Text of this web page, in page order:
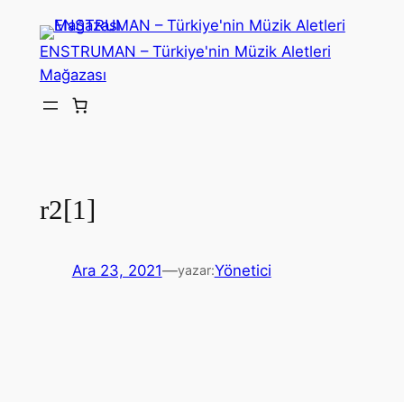
ENSTRUMAN – Türkiye'nin Müzik Aletleri
Mağazası
r2[1]
Ara 23, 2021—yazar:Yönetici